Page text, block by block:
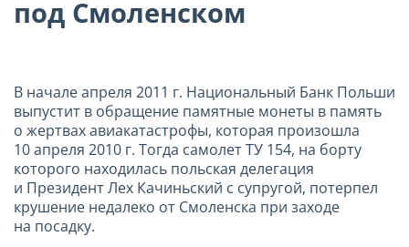
под Смоленском
В начале апреля 2011 г. Национальный Банк Польши
выпустит в обращение памятные монеты в память
о жертвах авиакатастрофы, которая произошла
10 апреля 2010 г. Тогда самолет ТУ 154, на борту
которого находилась польская делегация
и Президент Лех Качиньский с супругой, потерпел
крушение недалеко от Смоленска при заходе
на посадку.